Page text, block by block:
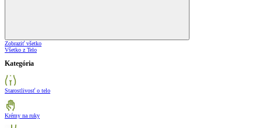
Zobraziť všetko
Všetko z Telo
Kategória
Starostlivosť o telo
Krémy na ruky